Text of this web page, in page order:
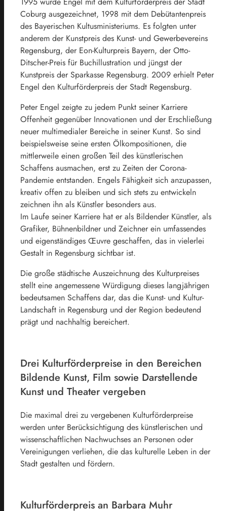
Coburg ausgezeichnet, 1998 mit dem Debütantenpreis
des Bayerischen Kultusministeriums. Es folgten unter
anderem der Kunstpreis des Kunst- und Gewerbevereins
Regensburg, der Eon-Kulturpreis Bayern, der Otto-
Ditscher-Preis für Buchillustration und jüngst der
Kunstpreis der Sparkasse Regensburg. 2009 erhielt Peter
Engel den Kulturförderpreis der Stadt Regensburg.
Peter Engel zeigte zu jedem Punkt seiner Karriere
Offenheit gegenüber Innovationen und der Erschließung
neuer multimedialer Bereiche in seiner Kunst. So sind
beispielsweise seine ersten Ölkompositionen, die
mittlerweile einen großen Teil des künstlerischen
Schaffens ausmachen, erst zu Zeiten der Corona-
Pandemie entstanden. Engels Fähigkeit sich anzupassen,
kreativ offen zu bleiben und sich stets zu entwickeln
zeichnen ihn als Künstler besonders aus.
Im Laufe seiner Karriere hat er als Bildender Künstler, als
Grafiker, Bühnenbildner und Zeichner ein umfassendes
und eigenständiges Œuvre geschaffen, das in vielerlei
Gestalt in Regensburg sichtbar ist.
Die große städtische Auszeichnung des Kulturpreises
stellt eine angemessene Würdigung dieses langjährigen
bedeutsamen Schaffens dar, das die Kunst- und Kultur-
Landschaft in Regensburg und der Region bedeutend
prägt und nachhaltig bereichert.
Drei Kulturförderpreise in den Bereichen
Bildende Kunst, Film sowie Darstellende
Kunst und Theater vergeben
Die maximal drei zu vergebenen Kulturförderpreise
werden unter Berücksichtigung des künstlerischen und
wissenschaftlichen Nachwuchses an Personen oder
Vereinigungen verliehen, die das kulturelle Leben in der
Stadt gestalten und fördern.
Kulturförderpreis an Barbara Muhr